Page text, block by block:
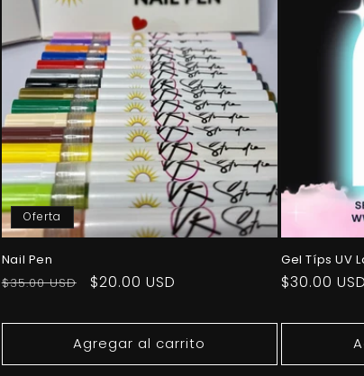
Oferta
Nail Pen
Precio
$35.00 USD
Precio
oferta
$20.00 USD
Agregar al carrito
Gel Típs UV
Precio
$30.00